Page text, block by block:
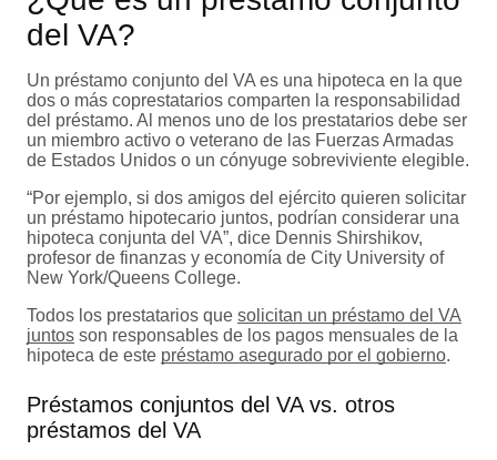
del VA?
Un préstamo conjunto del VA es una hipoteca en la que
dos o más coprestatarios comparten la responsabilidad
del préstamo. Al menos uno de los prestatarios debe ser
un miembro activo o veterano de las Fuerzas Armadas
de Estados Unidos o un cónyuge sobreviviente elegible.
“Por ejemplo, si dos amigos del ejército quieren solicitar
un préstamo hipotecario juntos, podrían considerar una
hipoteca conjunta del VA”, dice Dennis Shirshikov,
profesor de finanzas y economía de City University of
New York/Queens College.
Todos los prestatarios que solicitan un préstamo del VA
juntos son responsables de los pagos mensuales de la
hipoteca de este préstamo asegurado por el gobierno.
Préstamos conjuntos del VA vs. otros
préstamos del VA